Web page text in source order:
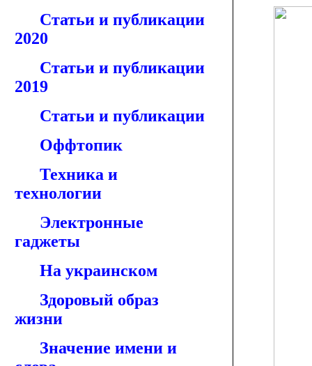
Статьи и публикации
2020
Статьи и публикации
2019
Статьи и публикации
Оффтопик
Техника и
технологии
Электронные
гаджеты
На украинском
Здоровый образ
жизни
Значение имени и